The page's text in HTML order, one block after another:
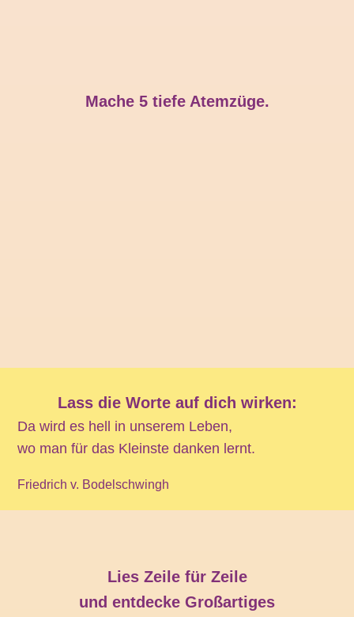
Mache 5 tiefe Atemzüge.
Lass die Worte auf dich wirken:
Da wird es hell in unserem Leben,
wo man für das Kleinste danken lernt.
Friedrich v. Bodelschwingh
Lies Zeile für Zeile
und entdecke Großartiges